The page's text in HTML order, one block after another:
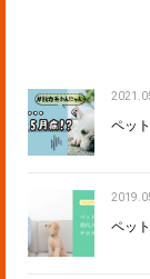
ペッ
ペッ